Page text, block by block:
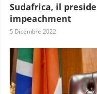
Sudafrica, il
impeachment
5 Dicembre 2022